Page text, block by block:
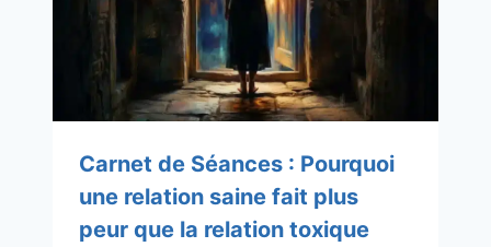
Carnet de Séances : Pourquoi
une relation saine fait plus
peur que la relation toxique